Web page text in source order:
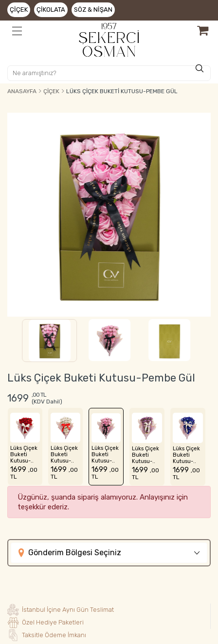
ÇIÇEK ÇIKOLATA SÖZ & NIŞAN
ANASAYFA ÇIÇEK LÜKS ÇIÇEK BUKETI KUTUSU-PEMBE GÜL
Lüks Çiçek Buketi Kutusu-Pembe Gül
1699 ,00 TL
(KDV Dahil)
Lüks Çiçek
Buketi
Kutusu-..
1699 ,00
TL
Lüks Çiçek
Buketi
Kutusu-..
1699 ,00
TL
Lüks Çiçek
Buketi
Kutusu-..
1699 ,00
TL
Lüks Çiçek
Buketi
Kutusu-..
1699 ,00
TL
Lüks Çiçek
Buketi
Kutusu-..
1699 ,00
TL
Üzgünüz, şuanda sipariş alamıyoruz. Anlayışınız için
teşekkür ederiz.
Gönderim Bölgesi Seçiniz
İstanbul İçine Aynı Gün Teslimat
Özel Hediye Paketleri
Taksitle Ödeme İmkanı